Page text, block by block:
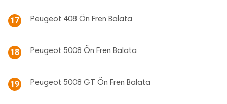
17 Peugeot 408 Ön Fren Balata
18 Peugeot 5008 Ön Fren Balata
19 Peugeot 5008 GT Ön Fren Balata